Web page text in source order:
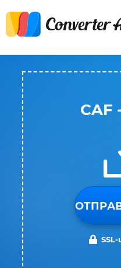
CAF